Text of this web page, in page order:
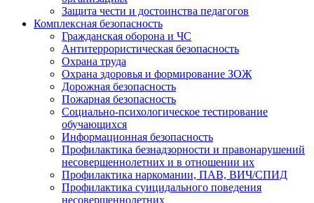
Защита чести и достоинства педагогов
Комплексная безопасность
Гражданская оборона и ЧС
Антитеррористическая безопасность
Охрана труда
Охрана здоровья и формирование ЗОЖ
Дорожная безопасность
Пожарная безопасность
Социально-психологическое тестирование
обучающихся
Информационная безопасность
Профилактика безнадзорности и правонарушений
несовершеннолетних и в отношении их
Профилактика наркомании, ПАВ, ВИЧ/СПИД
Профилактика суицидального поведения
несовершеннолетних